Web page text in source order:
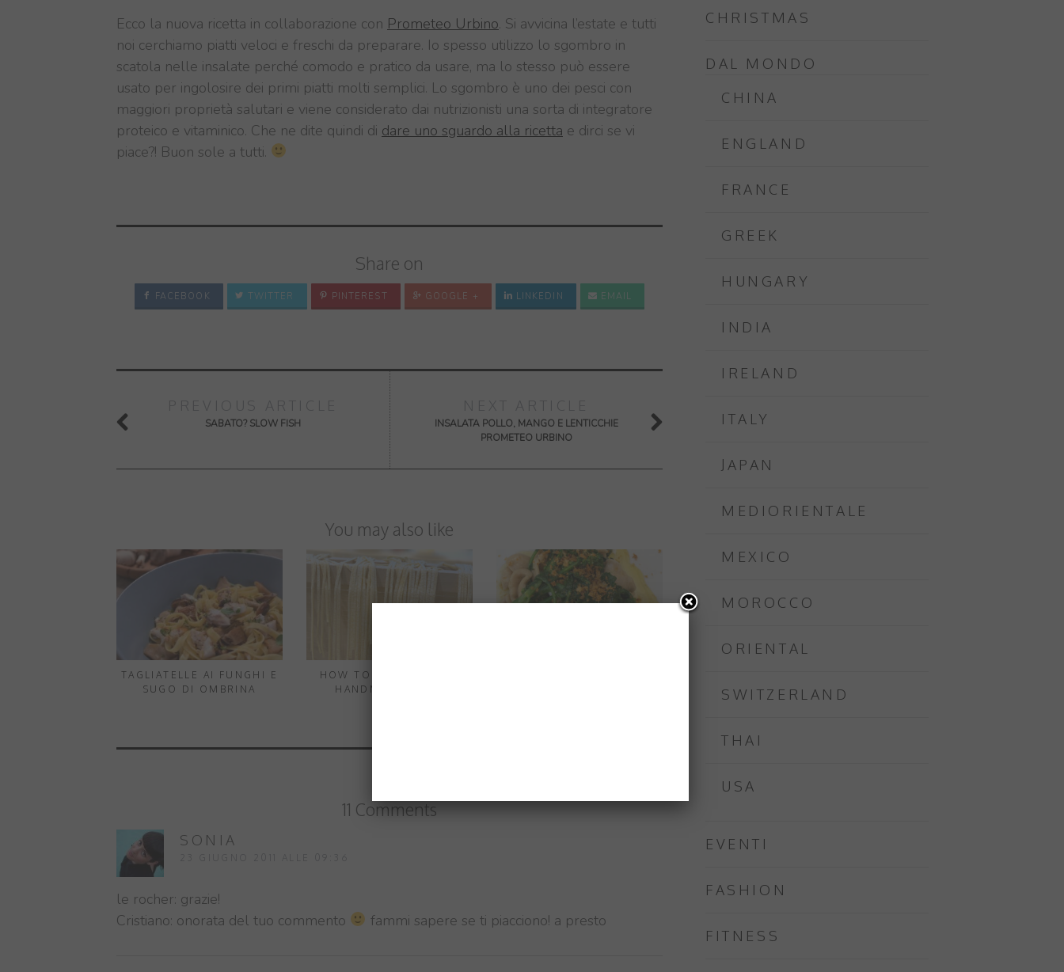
Ecco la nuova ricetta in collaborazione con Prometeo Urbino. Si avvicina l’estate e tutti
noi cerchiamo piatti veloci e freschi da preparare. Io spesso utilizzo lo sgombro in
scatola nelle insalate perché comodo e pratico da usare, ma lo stesso può essere
usato per ingolosire dei primi piatti molti semplici. Lo sgombro è uno dei pesci con
maggiori proprietà salutari e viene considerato dai nutrizionisti una sorta di integratore
proteico e vitaminico. Che ne dite quindi di dare uno sguardo alla ricetta e dirci se vi
piace?! Buon sole a tutti.
Share on
FACEBOOK TWITTER PINTEREST GOOGLE + LINKEDIN EMAIL
SABATO? SLOW FISH
INSALATA POLLO, MANGO E LENTICCHIE
PROMETEO URBINO
You may also like
TAGLIATELLE AI FUNGHI E
SUGO DI OMBRINA
HOW TO MAKE ITALIAN
HANDMADE PASTA
11 Comments
SONIA
le rocher: grazie!
Cristiano: onorata del tuo commento
fammi sapere se ti piacciono! a presto
CHRISTMAS
DAL MONDO
CHINA
ENGLAND
FRANCE
GREEK
HUNGARY
INDIA
IRELAND
ITALY
JAPAN
MEDIORIENTALE
MEXICO
MOROCCO
ORIENTAL
SWITZERLAND
THAI
USA
EVENTI
FASHION
FITNESS